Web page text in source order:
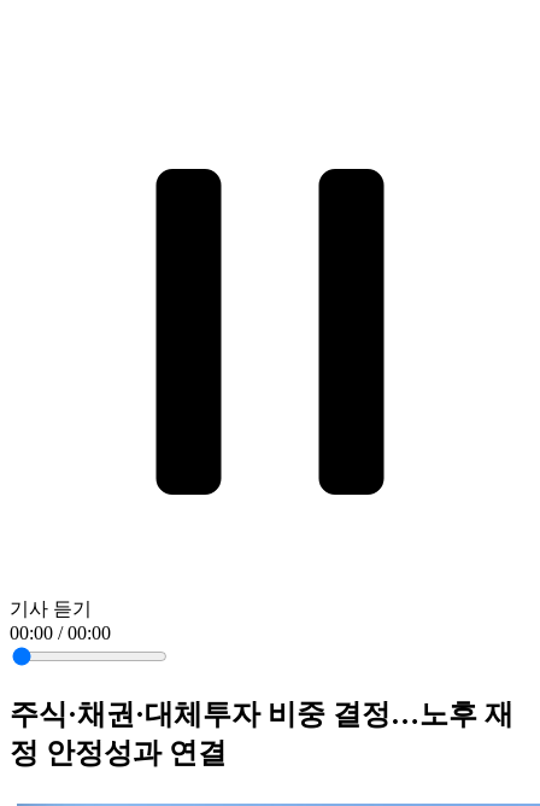
기사 듣기
00:00 / 00:00
주식·채권·대체투자 비중 결정…노후 재
정 안정성과 연결